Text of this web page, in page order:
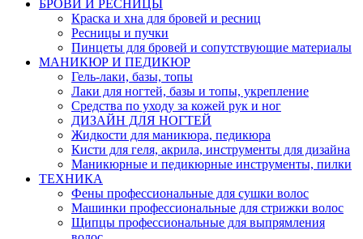
БРОВИ И РЕСНИЦЫ
Краска и хна для бровей и ресниц
Ресницы и пучки
Пинцеты для бровей и сопутствующие материалы
МАНИКЮР И ПЕДИКЮР
Гель-лаки, базы, топы
Лаки для ногтей, базы и топы, укрепление
Средства по уходу за кожей рук и ног
ДИЗАЙН ДЛЯ НОГТЕЙ
Жидкости для маникюра, педикюра
Кисти для геля, акрила, инструменты для дизайна
Маникюрные и педикюрные инструменты, пилки
ТЕХНИКА
Фены профессиональные для сушки волос
Машинки профессиональные для стрижки волос
Щипцы профессиональные для выпрямления